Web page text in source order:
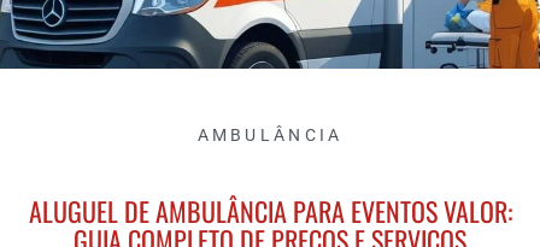
AMBULÂNCIA
ALUGUEL DE AMBULÂNCIA PARA EVENTOS VALOR: